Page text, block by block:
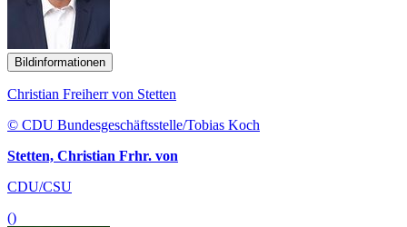
Bildinformationen
Christian Freiherr von Stetten
© CDU Bundesgeschäftsstelle/Tobias Koch
Stetten, Christian Frhr. von
CDU/CSU
()